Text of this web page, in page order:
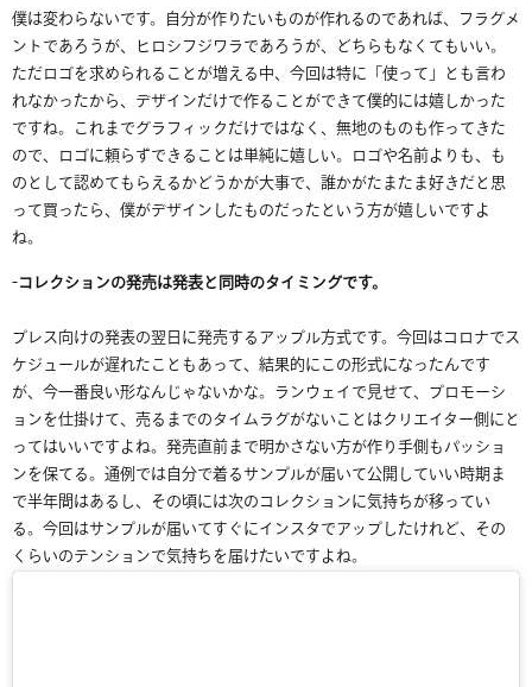
僕は変わらないです。自分が作りたいものが作れるのであれば、フラグメ
ントであろうが、ヒロシフジワラであろうが、どちらもなくてもいい。
ただロゴを求められることが増える中、今回は特に「使って」とも言わ
れなかったから、デザインだけで作ることができて僕的には嬉しかった
ですね。これまでグラフィックだけではなく、無地のものも作ってきた
ので、ロゴに頼らずできることは単純に嬉しい。ロゴや名前よりも、も
のとして認めてもらえるかどうかが大事で、誰かがたまたま好きだと思
って買ったら、僕がデザインしたものだったという方が嬉しいですよ
ね。
-コレクションの発売は発表と同時のタイミングです。
プレス向けの発表の翌日に発売するアップル方式です。今回はコロナでス
ケジュールが遅れたこともあって、結果的にこの形式になったんです
が、今一番良い形なんじゃないかな。ランウェイで見せて、プロモーシ
ョンを仕掛けて、売るまでのタイムラグがないことはクリエイター側にと
ってはいいですよね。発売直前まで明かさない方が作り手側もパッショ
ンを保てる。通例では自分で着るサンプルが届いて公開していい時期ま
で半年間はあるし、その頃には次のコレクションに気持ちが移ってい
る。今回はサンプルが届いてすぐにインスタでアップしたけれど、その
くらいのテンションで気持ちを届けたいですよね。